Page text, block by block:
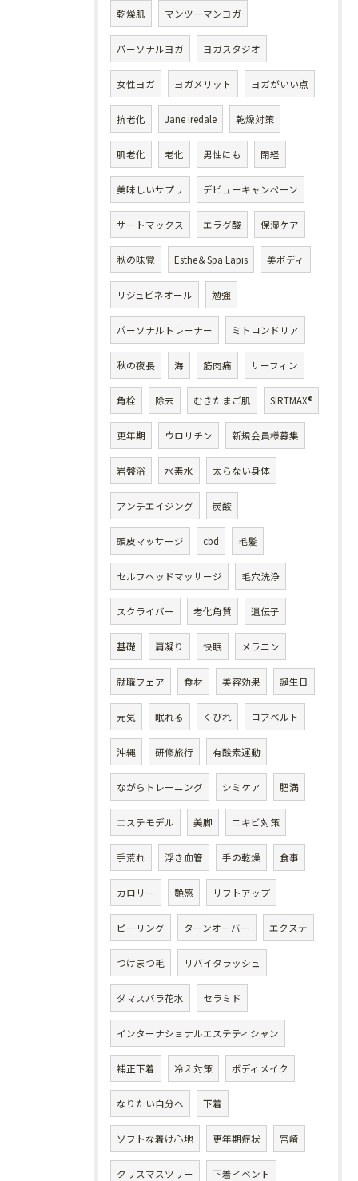
乾燥肌 マンツーマンヨガ
パーソナルヨガ ヨガスタジオ
女性ヨガ ヨガメリット ヨガがいい点
抗老化 Jane iredale 乾燥対策
肌老化 老化 男性にも 閉経
美味しいサプリ デビューキャンペーン
サートマックス エラグ酸 保湿ケア
秋の味覚 Esthe＆Spa Lapis 美ボディ
リジュビネオール 勉強
パーソナルトレーナー ミトコンドリア
秋の夜長 海 筋肉痛 サーフィン
角栓 除去 むきたまご肌 SIRTMAX®
更年期 ウロリチン 新規会員様募集
岩盤浴 水素水 太らない身体
アンチエイジング 炭酸
頭皮マッサージ cbd 毛髪
セルフヘッドマッサージ 毛穴洗浄
スクライバー 老化角質 遺伝子
基礎 肩凝り 快眠 メラニン
就職フェア 食材 美容効果 誕生日
元気 眠れる くびれ コアベルト
沖縄 研修旅行 有酸素運動
ながらトレーニング シミケア 肥満
エステモデル 美脚 ニキビ対策
手荒れ 浮き血管 手の乾燥 食事
カロリー 艶感 リフトアップ
ピーリング ターンオーバー エクステ
つけまつ毛 リバイタラッシュ
ダマスバラ花水 セラミド
インターナショナルエステティシャン
補正下着 冷え対策 ボディメイク
なりたい自分へ 下着
ソフトな着け心地 更年期症状 宮崎
クリスマスツリー 下着イベント